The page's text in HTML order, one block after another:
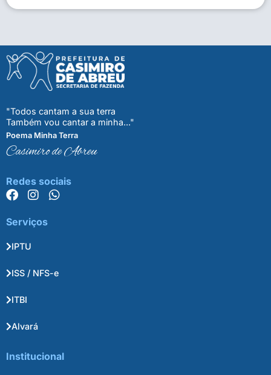
"Todos cantam a sua terra
Também vou cantar a minha..."
Poema Minha Terra
Casimiro de Abreu
Redes sociais
Serviços
IPTU
ISS / NFS-e
ITBI
Alvará
Institucional